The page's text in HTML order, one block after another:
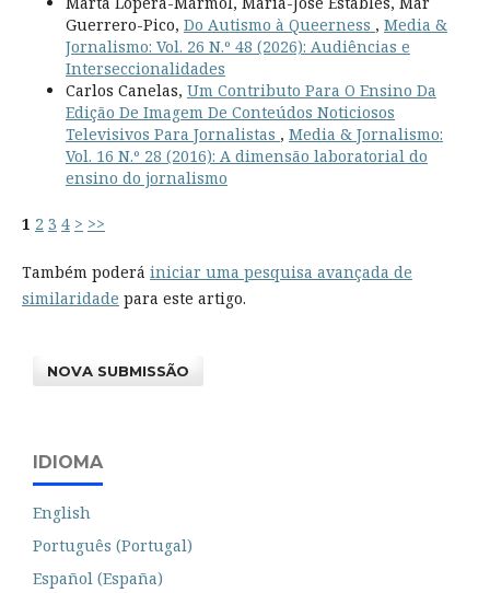
Guerrero-Pico, Do Autismo à Queerness , Media &
Jornalismo: Vol. 26 N.º 48 (2026): Audiências e
Interseccionalidades
Carlos Canelas, Um Contributo Para O Ensino Da
Edição De Imagem De Conteúdos Noticiosos
Televisivos Para Jornalistas , Media & Jornalismo:
Vol. 16 N.º 28 (2016): A dimensão laboratorial do
ensino do jornalismo
1 2 3 4 > >>
Também poderá iniciar uma pesquisa avançada de
similaridade para este artigo.
NOVA SUBMISSÃO
IDIOMA
English
Português (Portugal)
Español (España)